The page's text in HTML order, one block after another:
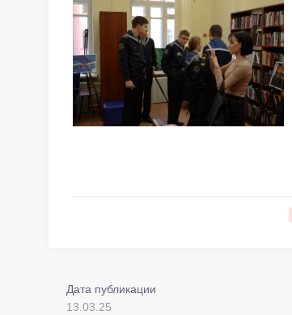
Дата публикации
13.03.25